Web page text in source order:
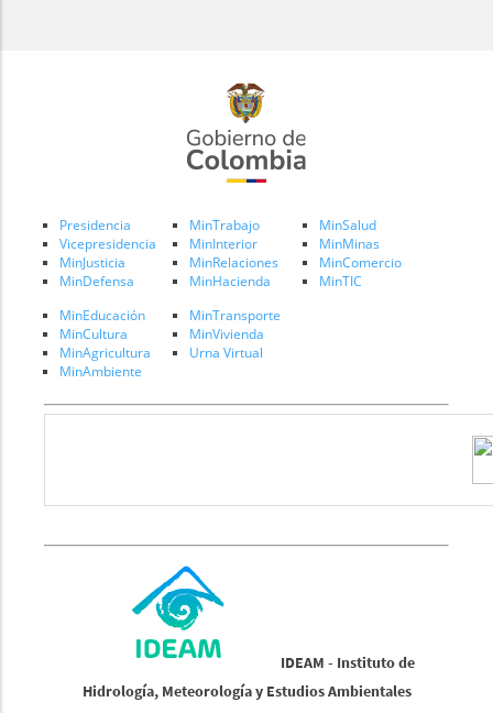
Presidencia
Vicepresidencia
MinJusticia
MinDefensa
MinTrabajo
MinInterior
MinRelaciones
MinHacienda
MinSalud
MinMinas
MinComercio
MinTIC
MinEducación
MinCultura
MinAgricultura
MinAmbiente
MinTransporte
MinVivienda
Urna Virtual
IDEAM - Instituto de
Hidrología, Meteorología y Estudios Ambientales